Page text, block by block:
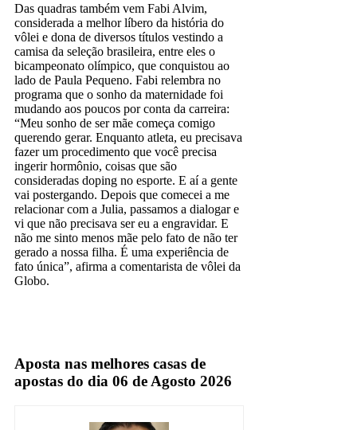
Das quadras também vem Fabi Alvim,
considerada a melhor líbero da história do
vôlei e dona de diversos títulos vestindo a
camisa da seleção brasileira, entre eles o
bicampeonato olímpico, que conquistou ao
lado de Paula Pequeno. Fabi relembra no
programa que o sonho da maternidade foi
mudando aos poucos por conta da carreira:
“Meu sonho de ser mãe começa comigo
querendo gerar. Enquanto atleta, eu precisava
fazer um procedimento que você precisa
ingerir hormônio, coisas que são
consideradas doping no esporte. E aí a gente
vai postergando. Depois que comecei a me
relacionar com a Julia, passamos a dialogar e
vi que não precisava ser eu a engravidar. E
não me sinto menos mãe pelo fato de não ter
gerado a nossa filha. É uma experiência de
fato única”, afirma a comentarista de vôlei da
Globo.
Aposta nas melhores casas de
apostas do dia 06 de Agosto 2026